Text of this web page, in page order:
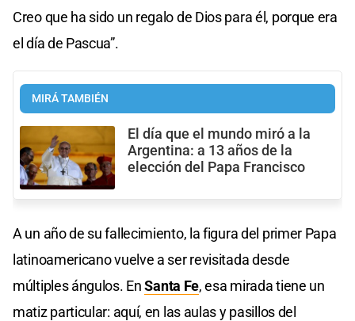
Creo que ha sido un regalo de Dios para él, porque era
el día de Pascua”.
MIRÁ TAMBIÉN
El día que el mundo miró a la
Argentina: a 13 años de la
elección del Papa Francisco
A un año de su fallecimiento, la figura del primer Papa
latinoamericano vuelve a ser revisitada desde
múltiples ángulos. EnSanta Fe, esa mirada tiene un
matiz particular: aquí, en las aulas y pasillos del